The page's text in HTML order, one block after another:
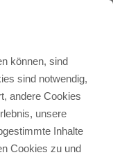
es
können, sind
sind notwendig,
andere Cookies
unsere
Inhalte
Cookies zu und